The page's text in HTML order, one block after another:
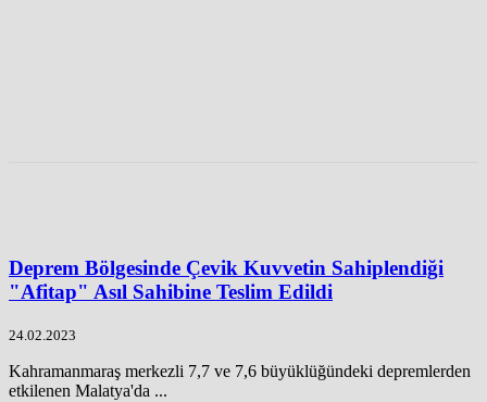
Deprem Bölgesinde Çevik Kuvvetin Sahiplendiği
"Afitap" Asıl Sahibine Teslim Edildi
24.02.2023
Kahramanmaraş merkezli 7,7 ve 7,6 büyüklüğündeki depremlerden
etkilenen Malatya'da ...